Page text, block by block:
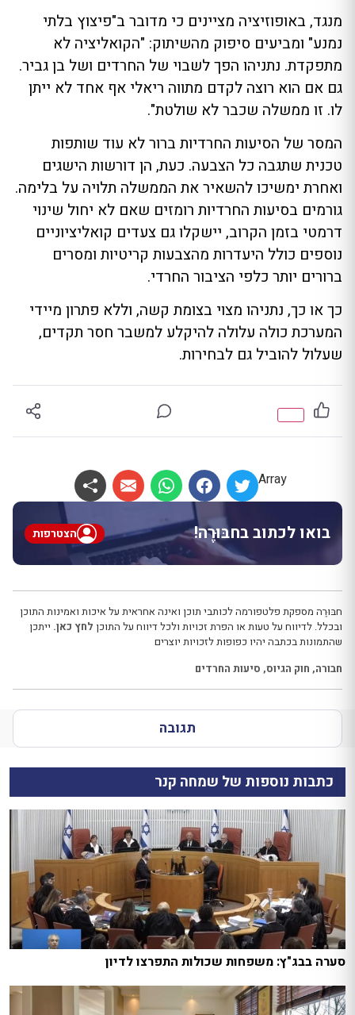
מנגד, באופוזיציה מציינים כי מדובר ב"פיצוץ בלתי
נמנע" ומביעים סיפוק מהשיתוק: "הקואליציה לא
מתפקדת. נתניהו הפך לשבוי של החרדים ושל בן גביר.
גם אם הוא רוצה לקדם מתווה ריאלי אף אחד לא ייתן
לו. זו ממשלה שכבר לא שולטת".
המסר של הסיעות החרדיות ברור לא עוד שותפות
טכנית שתגבה כל הצבעה. כעת, הן דורשות הישגים
ואחרת ימשיכו להשאיר את הממשלה תלויה על בלימה.
גורמים בסיעות החרדיות רומזים שאם לא יחול שינוי
דרמטי בזמן הקרוב, יישקלו גם צעדים קואליציוניים
נוספים כולל היעדרות מהצבעות קריטיות ומסרים
ברורים יותר כלפי הציבור החרדי.
כך או כך, נתניהו מצוי בצומת קשה, וללא פתרון מיידי
המערכת כולה עלולה להיקלע למשבר חסר תקדים,
שעלול להוביל גם לבחירות.
Array
בואו לכתוב בחבּוּרֶה! הצטרפות
חבּוּרֶה מספקת פלטפורמה לכותבי תוכן ואינה אחראית על איכות ואמינות התוכן
ובכלל. לדיווח על טעות או הפרת זכויות ולכל דיווח על התוכן לחץ כאן. ייתכן
שהתמונות בכתבה יהיו כפופות לזכויות יוצרים
חבורה, חוק הגיוס, סיעות החרדים
תגובה
כתבות נוספות של שמחה קנר
סערה בבג"ץ: משפחות שכולות התפרצו לדיון